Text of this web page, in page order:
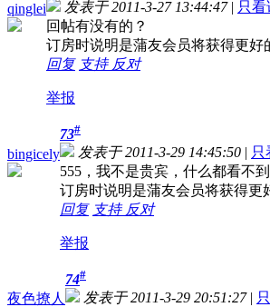
qinglei 发表于 2011-3-27 13:44:47 | 只
回帖有没有的？
订房时说明是蒲友会员将获得更好
回复 支持 反对
举报
bingicely
73#
发表于 2011-3-29 14:45:50 | 只
555，我不是贵宾，什么都看不
订房时说明是蒲友会员将获得更
回复 支持 反对
举报
夜色撩人
74#
发表于 2011-3-29 20:51:27 |